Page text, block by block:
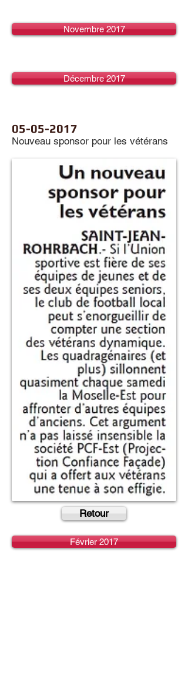
Novembre 2017
Décembre 2017
05-05-2017
Nouveau sponsor pour les vétérans
Retour
Février 2017